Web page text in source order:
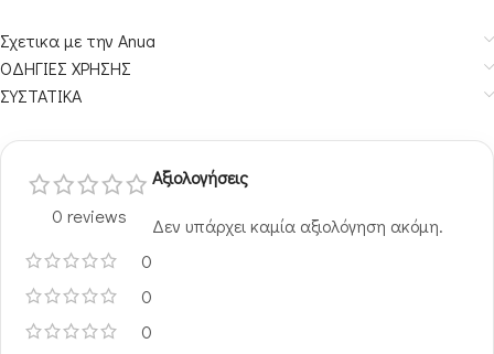
Σχετικα με την Anua
ΟΔΗΓΙΕΣ ΧΡΗΣΗΣ
ΣΥΣΤΑΤΙΚΑ
0 reviews
0
0
0
Αξιολογήσεις
Δεν υπάρχει καμία αξιολόγηση ακόμη.